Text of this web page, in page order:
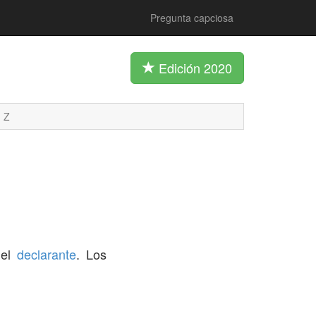
Pregunta capciosa
Edición 2020
Z
declarante. Los